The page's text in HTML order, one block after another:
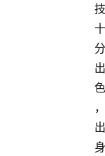
技
十
分
出
色
，
出
身